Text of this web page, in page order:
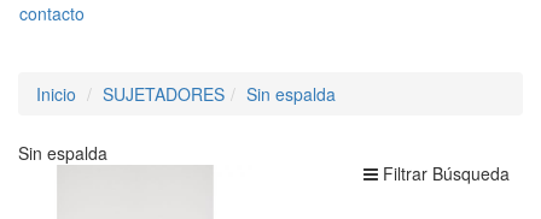
contacto
Inicio SUJETADORES Sin espalda
Filtrar Búsqueda
Sin espalda